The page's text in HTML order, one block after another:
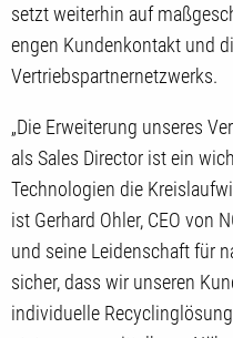
setzt weiterhin auf
engen Kundenkontakt und
Vertriebspartnernetzwerks.
„Die Erweiterung unseres
als Sales Director ist ein
Technologien die
ist Gerhard Ohler, CEO von
und seine Leidenschaft für
sicher, dass wir unseren
individuelle